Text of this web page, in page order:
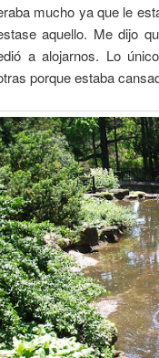
mucho ya que le
aquello. Me dijo
a alojarnos. Lo
porque estaba